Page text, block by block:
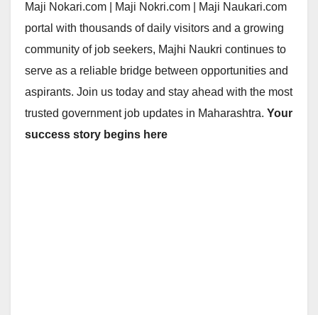
Maji Nokari.com | Maji Nokri.com | Maji Naukari.com
portal with thousands of daily visitors and a growing
community of job seekers, Majhi Naukri continues to
serve as a reliable bridge between opportunities and
aspirants. Join us today and stay ahead with the most
trusted government job updates in Maharashtra. Your
success story begins here